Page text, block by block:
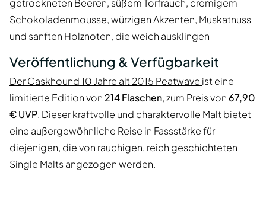
getrockneten Beeren, süßem Torfrauch, cremigem
Schokoladenmousse, würzigen Akzenten, Muskatnuss
und sanften Holznoten, die weich ausklingen
Veröffentlichung & Verfügbarkeit
Der Caskhound 10 Jahre alt 2015 Peatwave ist eine
limitierte Edition von214 Flaschen, zum Preis von 67,90
€ UVP. Dieser kraftvolle und charaktervolle Malt bietet
eine außergewöhnliche Reise in Fassstärke für
diejenigen, die von rauchigen, reich geschichteten
Single Malts angezogen werden.